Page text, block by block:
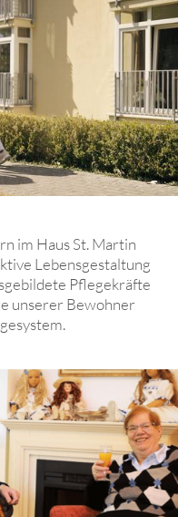
im Haus St. Martin
Lebensgestaltung
Pflegekräfte
unserer Bewohner